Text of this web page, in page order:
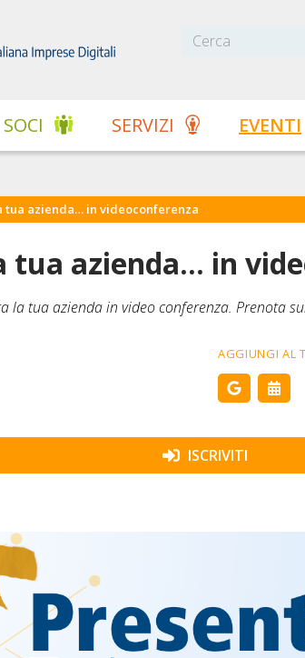
SOCI SERVIZI EVENTI
tua azienda… in videoconferenza
tua azienda... in
la tua azienda in video conferenza. Prenota
AGGIUNGI AL
ISCRIVITI